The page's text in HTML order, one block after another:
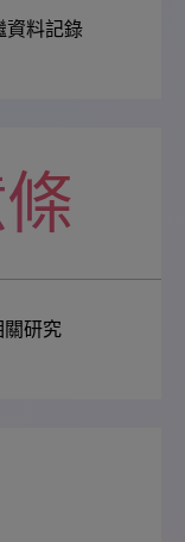
資料記錄
關研究